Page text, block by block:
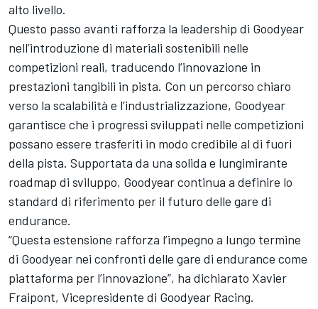
alto livello.
Questo passo avanti rafforza la leadership di Goodyear
nell’introduzione di materiali sostenibili nelle
competizioni reali, traducendo l’innovazione in
prestazioni tangibili in pista. Con un percorso chiaro
verso la scalabilità e l’industrializzazione, Goodyear
garantisce che i progressi sviluppati nelle competizioni
possano essere trasferiti in modo credibile al di fuori
della pista. Supportata da una solida e lungimirante
roadmap di sviluppo, Goodyear continua a definire lo
standard di riferimento per il futuro delle gare di
endurance.
“Questa estensione rafforza l’impegno a lungo termine
di Goodyear nei confronti delle gare di endurance come
piattaforma per l’innovazione”, ha dichiarato Xavier
Fraipont, Vicepresidente di Goodyear Racing.